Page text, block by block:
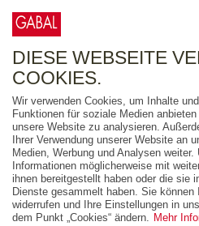
FREITEXT
AUSGABEART
AUS DER REIHE
ZUM THEMA
DIESE WEBSEITE
COOKIES.
Wir verwenden Cookies, um Inhalte
Funktionen für soziale Medien
unsere Website zu analysieren.
Ihrer Verwendung unserer Website an
Medien, Werbung und Analysen
Informationen möglicherweise mit
ihnen bereitgestellt haben oder die sie
Dienste gesammelt haben. Sie
widerrufen und Ihre Einstellungen in
dem Punkt „Cookies“ ändern. Mehr